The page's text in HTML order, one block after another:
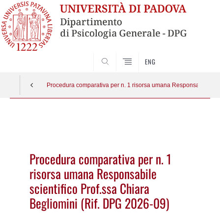
ENG
Procedura comparativa per n. 1 risorsa umana Responsabile
Procedura comparativa per n. 1
risorsa umana Responsabile
scientifico Prof.ssa Chiara
Begliomini (Rif. DPG 2026-09)